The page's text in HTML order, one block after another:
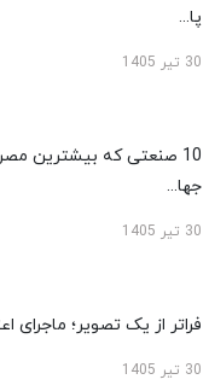
پا...
30 تیر 1405
10 صنعتی که بیشترین مصرف
جها...
30 تیر 1405
فراتر از یک تصویر؛ ماجرای
30 تیر 1405